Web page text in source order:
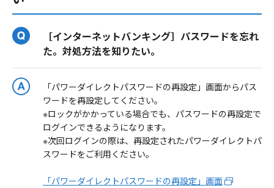
［インターネットバンキング］パスワードを忘れ
た。対処方法を知りたい。
「パワーダイレクトパスワードの再設定」画面からパス
ワードを再設定してください。
※ロックがかかっている場合でも、パスワードの再設定で
ログインできるようになります。
※次回ログインの際は、再設定されたパワーダイレクトパ
スワードをご利用ください。
「パワーダイレクトパスワードの再設定」画面